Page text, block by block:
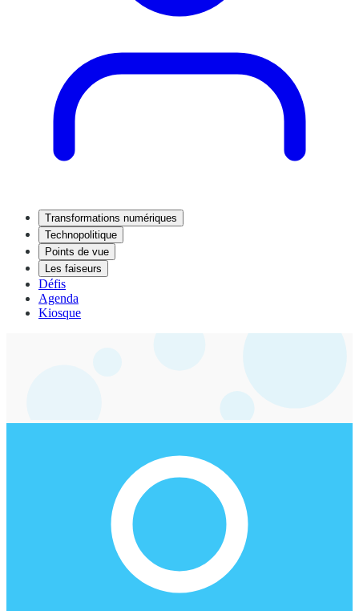
Transformations numériques
Technopolitique
Points de vue
Les faiseurs
Défis
Agenda
Kiosque